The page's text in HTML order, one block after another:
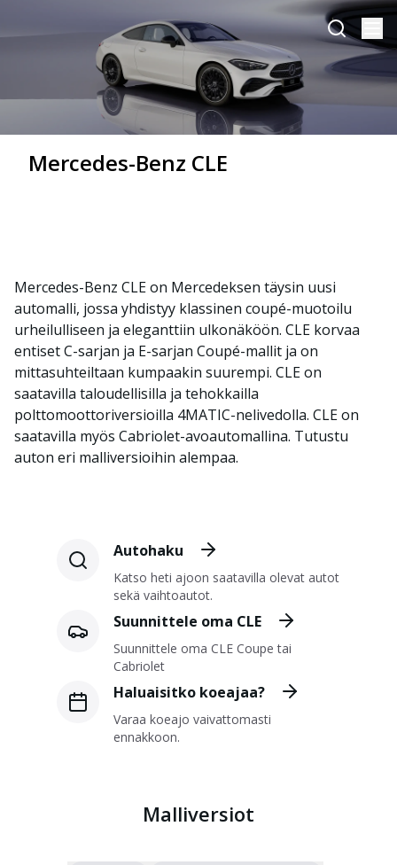
Mercedes-Benz CLE
Mercedes-Benz CLE on Mercedeksen täysin uusi
automalli, jossa yhdistyy klassinen coupé-muotoilu
urheilulliseen ja eleganttiin ulkonäköön. CLE korvaa
entiset C-sarjan ja E-sarjan Coupé-mallit ja on
mittasuhteiltaan kumpaakin suurempi. CLE on
saatavilla taloudellisilla ja tehokkailla
polttomoottoriversioilla 4MATIC-nelivedolla. CLE on
saatavilla myös Cabriolet-avoautomallina. Tutustu
auton eri malliversioihin alempaa.
Autohaku
Katso heti ajoon saatavilla olevat autot
sekä vaihtoautot.
Suunnittele oma CLE
Suunnittele oma CLE Coupe tai
Cabriolet
Haluaisitko koeajaa?
Varaa koeajo vaivattomasti
ennakkoon.
Malliversiot